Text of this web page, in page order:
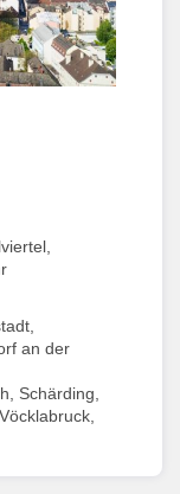
an der
Schärding,